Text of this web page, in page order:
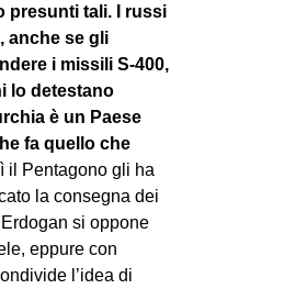
EUROPA
ORIENTE
MONDO
in
Fb
tw
presunti tali. I russi
anche se gli
i missili S-400,
lo detestano
è un Paese
fa quello che
il Pentagono gli ha
la consegna dei
si oppone
eppure con
l’idea di